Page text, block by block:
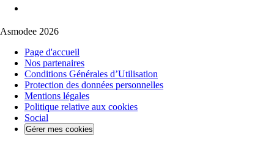
Asmodee 2026
Page d'accueil
Nos partenaires
Conditions Générales d’Utilisation
Protection des données personnelles
Mentions légales
Politique relative aux cookies
Social
Gérer mes cookies